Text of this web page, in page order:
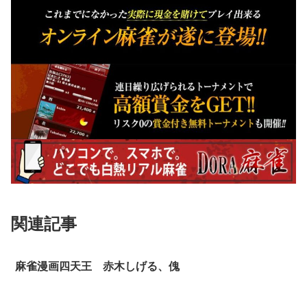
関連記事
麻雀漫画四天王 赤木しげる、傀